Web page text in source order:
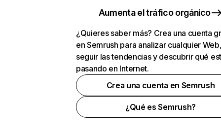
Aumenta el tráfico orgánico
¿Quieres saber más? Crea una cuenta
en Semrush para analizar cualquier
seguir las tendencias y descubrir qué
pasando en Internet.
Crea una cuenta en Semrush
¿Qué es Semrush?